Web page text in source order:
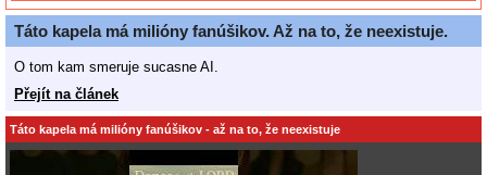
Táto kapela má milióny fanúšikov. Až na to, že neexistuje.
O tom kam smeruje sucasne AI.
Přejít na článek
Táto kapela má milióny fanúšikov - až na to, že neexistuje